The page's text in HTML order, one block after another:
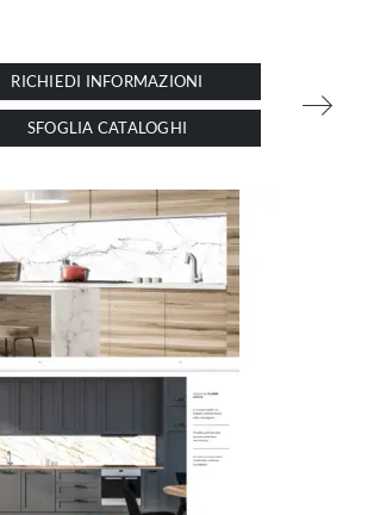
RICHIEDI INFORMAZIONI
SFOGLIA CATALOGHI